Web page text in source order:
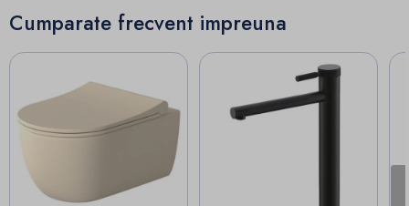
Cumparate frecvent impreuna